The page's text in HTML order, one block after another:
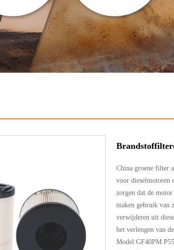
China groene filter
voor dieselmotoren
zorgen dat de
maken gebruik van
verwijderen uit
het verlengen van
Model:GF40PM